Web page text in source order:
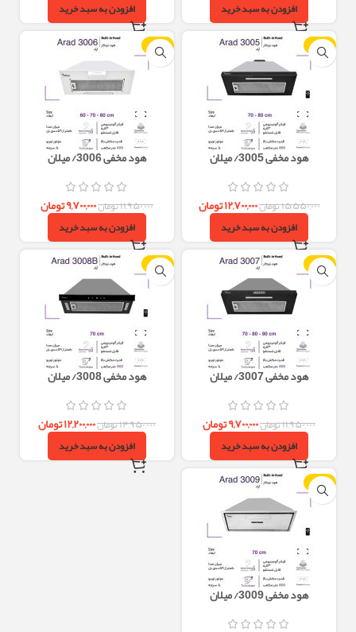
افزودن به سبد خرید افزودن به سبد خرید
-18%
هود مخفی 3005/ میلان
۱۵,۵۵۰,۰۰۰تومان۱۲,۷۰۰,۰۰۰تومان
افزودن به سبد خرید
-19%
هود مخفی 3006/ میلان
۱۱,۹۵۰,۰۰۰تومان۹,۷۰۰,۰۰۰تومان
افزودن به سبد خرید
-19%
هود مخفی 3007/ میلان
۱۱,۹۵۰,۰۰۰تومان۹,۷۰۰,۰۰۰تومان
افزودن به سبد خرید
-18%
هود مخفی 3008/ میلان
۱۴,۹۵۰,۰۰۰تومان۱۲,۲۰۰,۰۰۰تومان
افزودن به سبد خرید
-18%
هود مخفی 3009/ میلان